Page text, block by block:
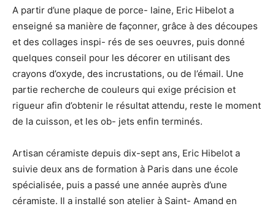
A partir d’une plaque de porce- laine, Eric Hibelot a
enseigné sa manière de façonner, grâce à des découpes
et des collages inspi- rés de ses oeuvres, puis donné
quelques conseil pour les décorer en utilisant des
crayons d’oxyde, des incrustations, ou de l’émail. Une
partie recherche de couleurs qui exige précision et
rigueur afin d’obtenir le résultat attendu, reste le moment
de la cuisson, et les ob- jets enfin terminés.
Artisan céramiste depuis dix-sept ans, Eric Hibelot a
suivie deux ans de formation à Paris dans une école
spécialisée, puis a passé une année auprès d’une
céramiste. Il a installé son atelier à Saint- Amand en